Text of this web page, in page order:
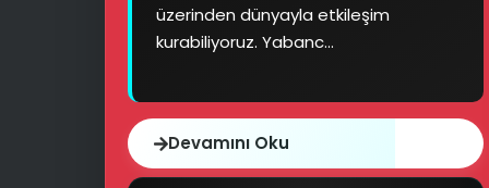
üzerinden dünyayla etkileşim
kurabiliyoruz. Yabanc...
Devamını Oku